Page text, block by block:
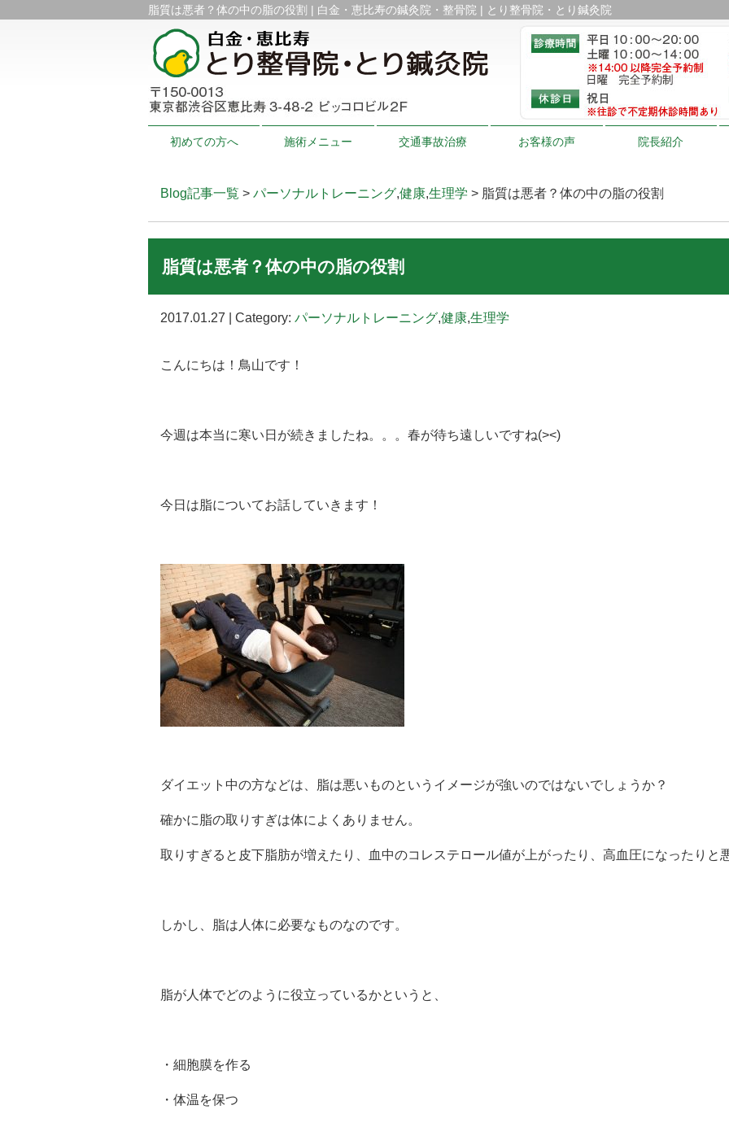
脂質は悪者？体の中の脂の役割 | 白金・恵比寿の鍼灸院・整骨院 | とり整骨院・とり鍼灸院
初めての方へ 施術メニュー 交通事故治療 お客様の声 院長紹介
Blog記事一覧 > パーソナルトレーニング,健康,生理学 > 脂質は悪者？体の中の脂の役割
脂質は悪者？体の中の脂の役割
2017.01.27 | Category: パーソナルトレーニング,健康,生理学
こんにちは！鳥山です！
今週は本当に寒い日が続きましたね。。。春が待ち遠しいですね(><)
今日は脂についてお話していきます！
ダイエット中の方などは、脂は悪いものというイメージが強いのではないでしょうか？
確かに脂の取りすぎは体によくありません。
取りすぎると皮下脂肪が増えたり、血中のコレステロール値が上がったり、高血圧になったりと
しかし、脂は人体に必要なものなのです。
脂が人体でどのように役立っているかというと、
・細胞膜を作る
・体温を保つ